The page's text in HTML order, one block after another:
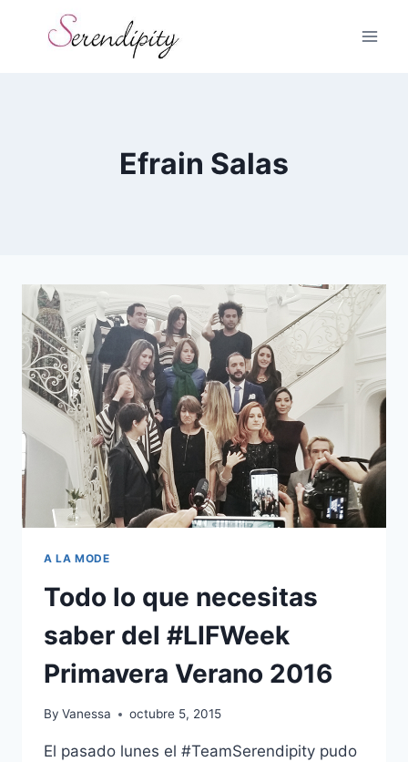
Efrain Salas
A LA MODE
Todo lo que necesitas
saber del #LIFWeek
Primavera Verano 2016
By Vanessa octubre 5, 2015
El pasado lunes el #TeamSerendipity pudo